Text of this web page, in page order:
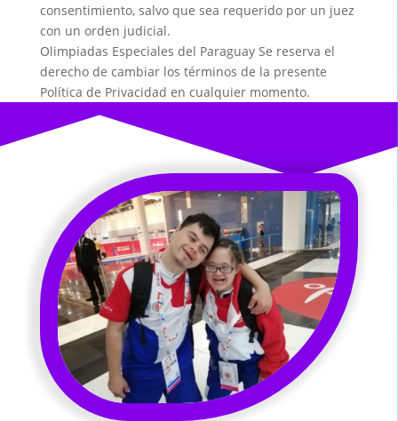
consentimiento, salvo que sea requerido por un juez
con un orden judicial.
Olimpiadas Especiales del Paraguay Se reserva el
derecho de cambiar los términos de la presente
Política de Privacidad en cualquier momento.